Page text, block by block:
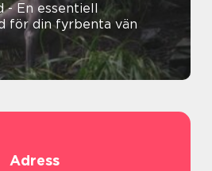
- En essentiell
för din fyrbenta vän
Adress